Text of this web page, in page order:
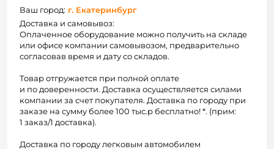
Ваш город: г. Екатеринбург
Доставка и самовывоз:
Оплаченное оборудование можно получить на складе
или офисе компании самовывозом, предварительно
согласовав время и дату со складов.
Товар отгружается при полной оплате
и по доверенности. Доставка осуществляется силами
компании за счет покупателя. Доставка по городу при
заказе на сумму более 100 тыс.р бесплатно! *. (прим:
1 заказ/1 доставка).
Доставка по городу легковым автомобилем